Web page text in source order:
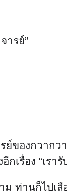
ารย์”
รย์ของกวา
เรื่อง “เรา
ท่านก็ไปเลื